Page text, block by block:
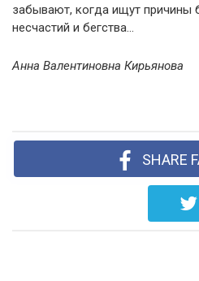
забывают, когда ищут причины
несчастий и бегства…
Анна Валентиновна Кирьянова
SHARE